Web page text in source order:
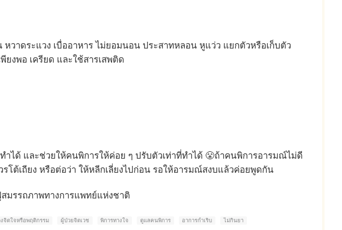
วาดระแวง เบื่ออาหาร ไม่ยอมนอน ประสาทหลอน หูแว่ว แยกตัวหรือเก็บตัว
ยงพอ เครียด และใช้สารเสพติด
ำได้ และช่วยให้คนพิการให้ค่อย ๆ ปรับตัวเท่าที่ทำได้ 😤ถ้าคนพิการอารมณ์ไม่ดี
โต้เถียง หรือต่อว่า ให้หลีกเลี่ยงไปก่อน รอให้อารมณ์สงบแล้วค่อยพูดกัน
รรถภาพทางการแพทย์แห่งชาติ
จิตใจหรือพฤติกรรม ผู้ป่วยจิตเวช พิการทางใจ ดูแลคนพิการ อาการกำเริบ ไม่กินยา